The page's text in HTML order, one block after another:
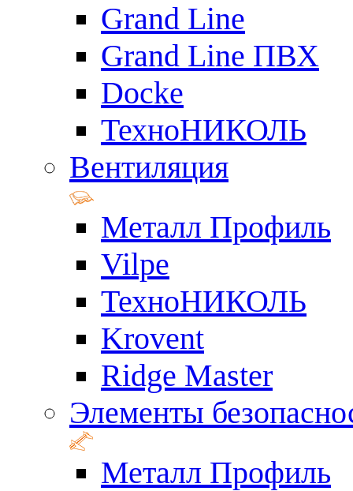
Grand Line
Grand Line ПВХ
Docke
ТехноНИКОЛЬ
Вентиляция
Металл Профиль
Vilpe
ТехноНИКОЛЬ
Krovent
Ridge Master
Элементы
Металл Профиль